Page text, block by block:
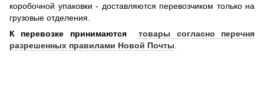
коробочной упаковки - доставляются перевозчиком только на
грузовые отделения.
К перевозке принимаютсятовары согласно перечня
разрешенных правилами Новой Почты